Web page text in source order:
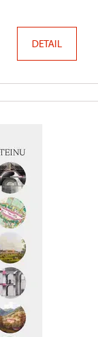
DETAIL